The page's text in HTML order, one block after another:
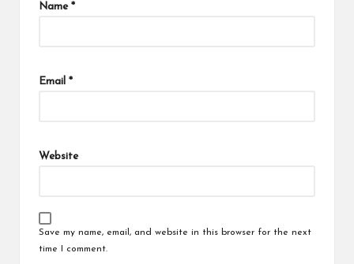
Name *
Email *
Website
Save my name, email, and website in this browser for the next
time I comment.